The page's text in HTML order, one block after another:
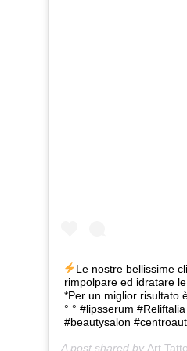
Le nostre bellissime
rimpolpare ed idratare le
*Per un miglior risultato
° ° #lipsserum
#beautysalon
A post shared by Art